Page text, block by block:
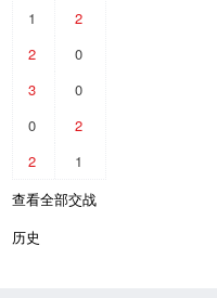
1
2
2
0
3
0
0
2
2
1
查看全部交战
历史